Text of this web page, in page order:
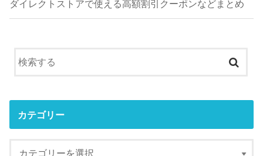
ダイレクトストアで使える高額割引クーポンなどまとめ
カテゴリー